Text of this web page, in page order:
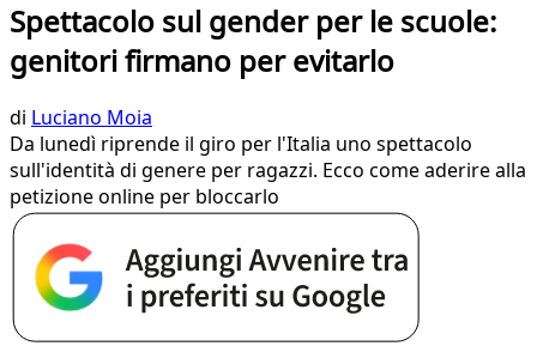
Spettacolo sul gender per le scuole:
genitori firmano per evitarlo
di Luciano Moia
Da lunedì riprende il giro per l'Italia uno spettacolo
sull'identità di genere per ragazzi. Ecco come aderire alla
petizione online per bloccarlo